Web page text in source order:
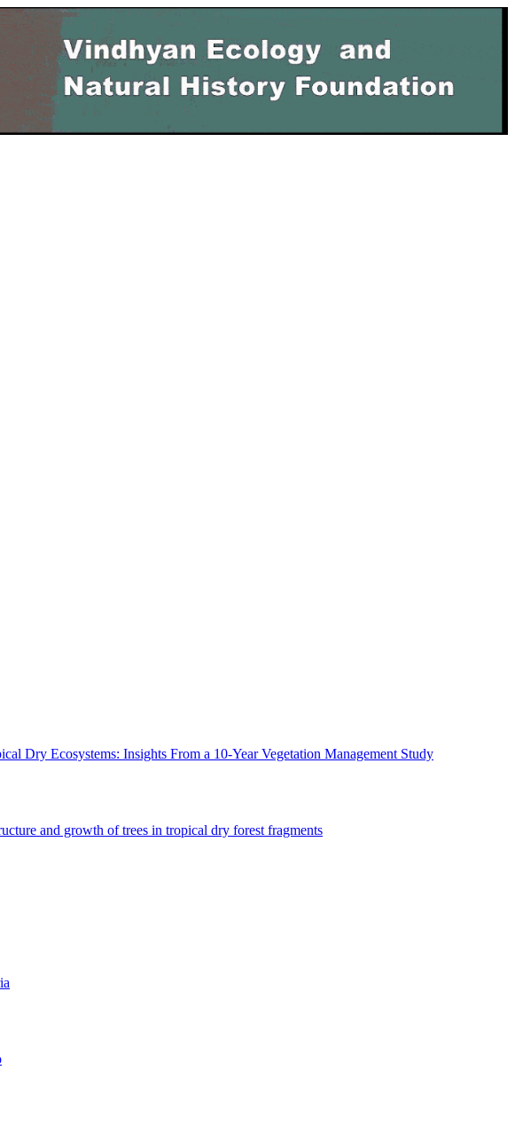
Dry Ecosystems: Insights From a 10-Year Vegetation Management Study
and growth of trees in tropical dry forest fragments